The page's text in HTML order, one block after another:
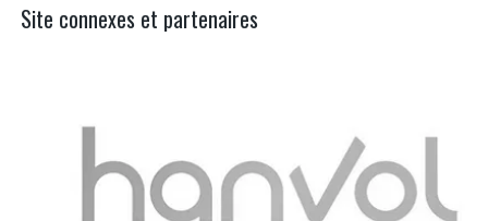
Site connexes et partenaires